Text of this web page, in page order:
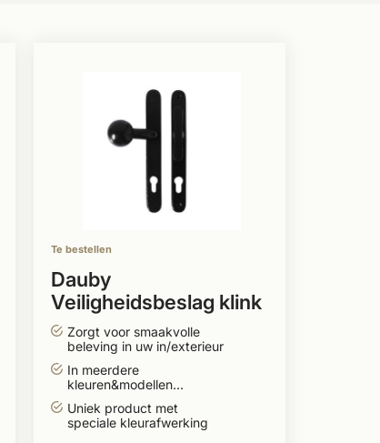
Te bestellen
Dauby
Veiligheidsbeslag klink
''Bol-vorm'' buiten + T-
greep binnen
Zorgt voor smaakvolle
beleving in uw in/exterieur
In meerdere
kleuren&modellen
Uniek product met
speciale kleurafwerking